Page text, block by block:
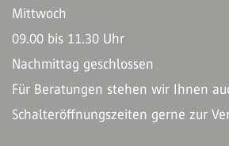
Mittwoch
09.00 bis 11.30 Uhr
Nachmittag geschlossen
Für Beratungen stehen wir Ihnen
Schalteröffnungszeiten gerne zur